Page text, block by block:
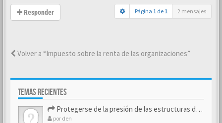
Responder Página 1 de 1 2 mensajes
Volver a “Impuesto sobre la renta de las organizaciones”
TEMAS RECIENTES
Protegerse de la presión de las estructuras de control
por den